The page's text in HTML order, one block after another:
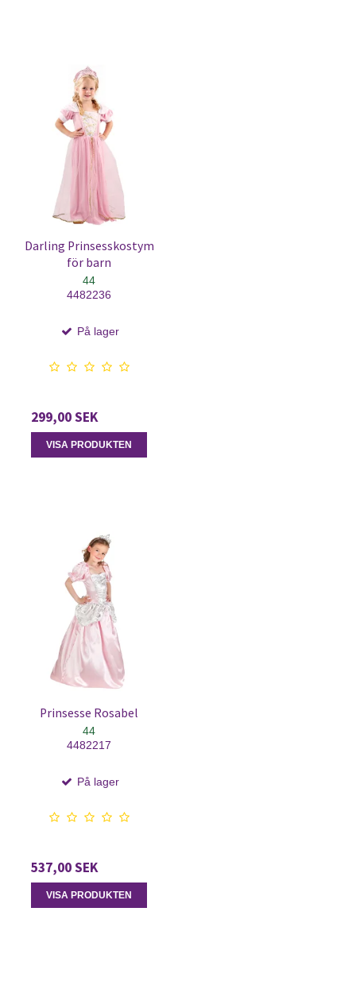
Darling Prinsesskostym
för barn
44
4482236
På lager
299,00 SEK
VISA PRODUKTEN
Prinsesse Rosabel
44
4482217
På lager
537,00 SEK
VISA PRODUKTEN